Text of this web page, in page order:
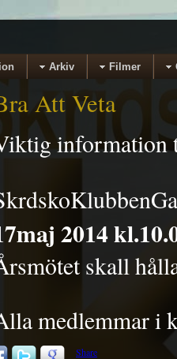
Arkiv Filmer
Att Veta
information
2014
skall
medlemmar i
Share